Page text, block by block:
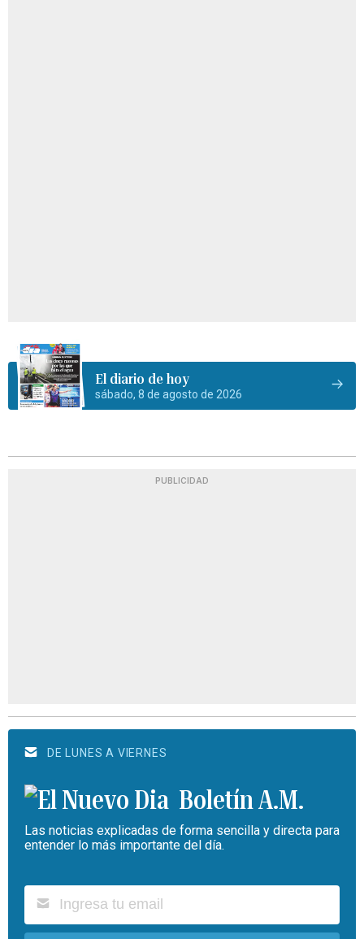
El diario de hoy
sábado, 8 de agosto de 2026
PUBLICIDAD
DE LUNES A VIERNES
Boletín A.M.
Las noticias explicadas de forma sencilla y directa para
entender lo más importante del día.